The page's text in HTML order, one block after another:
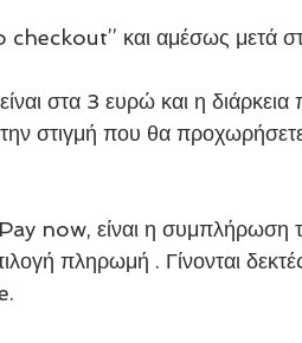
checkout’’ και αμέσως μετά
στα 3 ευρώ και η διάρκεια
την στιγμή που θα
now, είναι η συμπλήρωση
πληρωμή . Γίνονται